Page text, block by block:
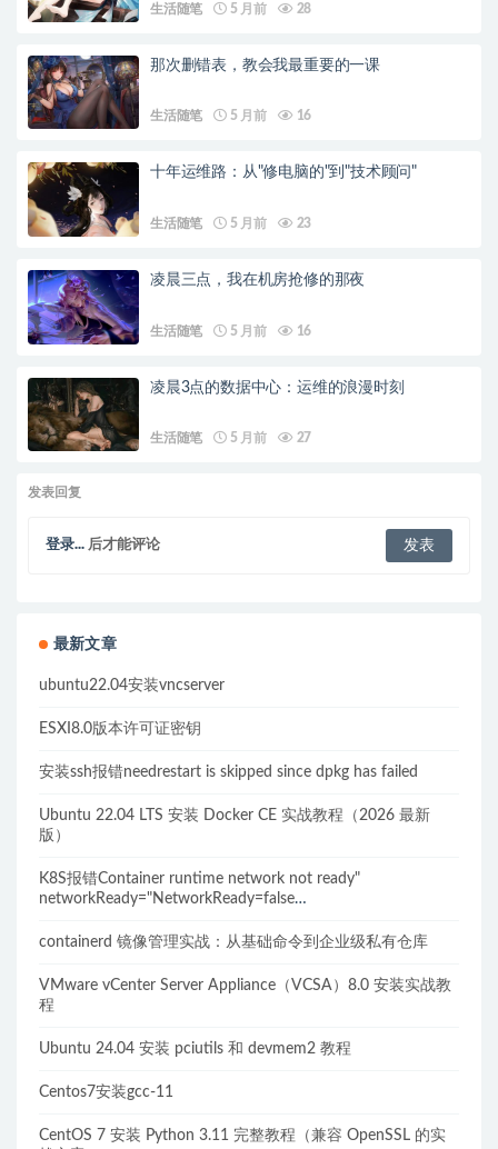
生活随笔 5 月前 28
那次删错表，教会我最重要的一课
生活随笔 5 月前 16
十年运维路：从"修电脑的"到"技术顾问"
生活随笔 5 月前 23
凌晨三点，我在机房抢修的那夜
生活随笔 5 月前 16
凌晨3点的数据中心：运维的浪漫时刻
生活随笔 5 月前 27
发表回复
登录... 后才能评论
最新文章
ubuntu22.04安装vncserver
ESXI8.0版本许可证密钥
安装ssh报错needrestart is skipped since dpkg has failed
Ubuntu 22.04 LTS 安装 Docker CE 实战教程（2026 最新
版）
K8S报错Container runtime network not ready"
networkReady="NetworkReady=false
containerd 镜像管理实战：从基础命令到企业级私有仓库
VMware vCenter Server Appliance（VCSA）8.0 安装实战教
程
Ubuntu 24.04 安装 pciutils 和 devmem2 教程
Centos7安装gcc-11
CentOS 7 安装 Python 3.11 完整教程（兼容 OpenSSL 的实